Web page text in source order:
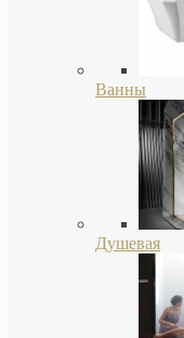
Ванны
Душевая